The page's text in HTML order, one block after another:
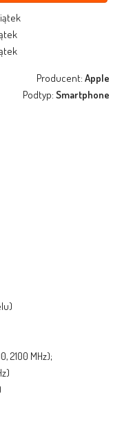
Producent:Apple
Podtyp:Smartphone
2100 MHz);